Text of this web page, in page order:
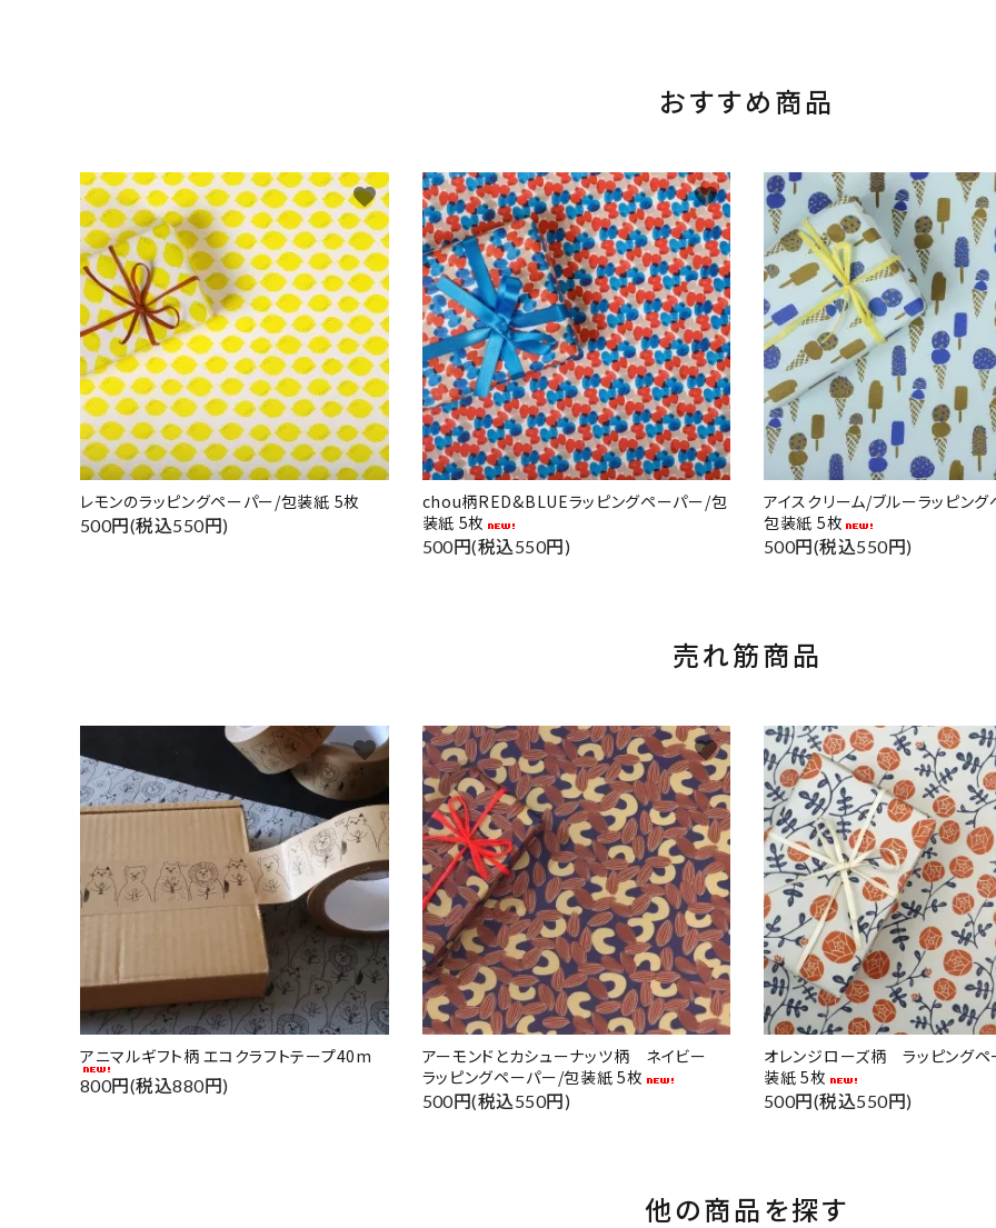
おすすめ商品
レモンのラッピングペーパー/包装紙 5枚
500円(税込550円)
favorite
chou柄RED&BLUEラッピングペーパー/包
装紙 5枚
500円(税込550円)
favorite
アイスクリーム/ブルーラッピン
包装紙 5枚
500円(税込550円)
売れ筋商品
アニマルギフト柄 エコクラフトテープ40m
800円(税込880円)
favorite
アーモンドとカシューナッツ柄 ネイビー
ラッピングペーパー/包装紙 5枚
500円(税込550円)
favorite
オレンジローズ柄 ラッピング
装紙 5枚
500円(税込550円)
他の商品を探す